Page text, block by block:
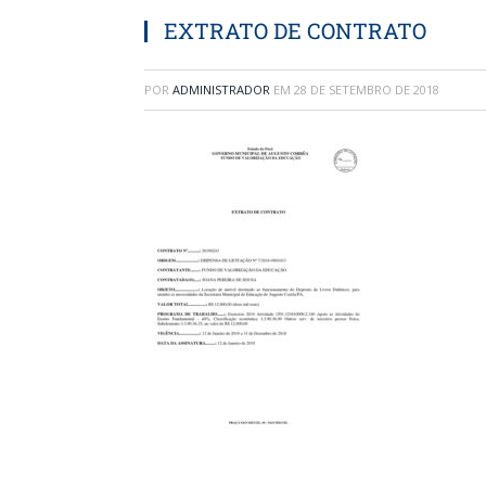
EXTRATO DE CONTRATO
POR ADMINISTRADOR EM 28 DE SETEMBRO DE 2018